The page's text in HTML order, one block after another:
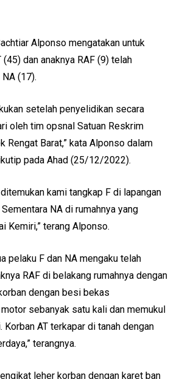
Alponso mengatakan untuk
dan anaknya RAF (9) telah
(17).
setelah penyelidikan secara
oleh tim opsnal Satuan Reskrim
Rengat Barat,” kata Alponso dalam
pada Ahad (25/12/2022).
kami tangkap F di lapangan
NA di rumahnya yang
Kemiri,” terang Alponso.
pelaku F dan NA mengaku telah
RAF di belakang rumahnya dengan
dengan besi bekas
sebanyak satu kali dan memukul
AT terkapar di tanah dengan
terangnya.
leher korban dengan karet ban